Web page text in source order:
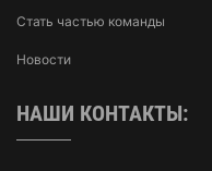
Стать частью команды
Новости
НАШИ КОНТАКТЫ: